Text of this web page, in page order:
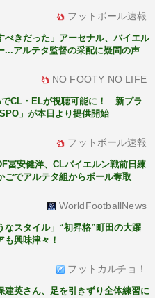
フットボール速報
べきだった」アーセナル、バイエル
...アルテタ監督の采配に疑問の声
NO FOOTY NO LIFE
でCL・ELが視聴可能に！ 新プラ
」が本日より提供開始
フットボール速報
安健洋、CLバイエルン戦前日練
ごでアルテタ組からボール奪取
WorldFootballNews
なスタイル」“初昇格”町田の大躍
も興味津々！
フットカルチョ！
建英さん、足を引きずり全体練習に